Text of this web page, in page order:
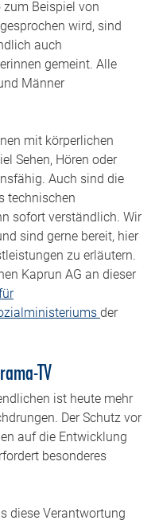
zum Beispiel von
wird, sind
auch
gemeint. Alle
Männer
mit körperlichen
Sehen, Hören oder
Auch sind die
technischen
sofort verständlich. Wir
sind gerne bereit, hier
zu erläutern.
Kaprun AG an dieser
der
TV
ist heute mehr
Der Schutz vor
auf die Entwicklung
besonderes
diese Verantwortung